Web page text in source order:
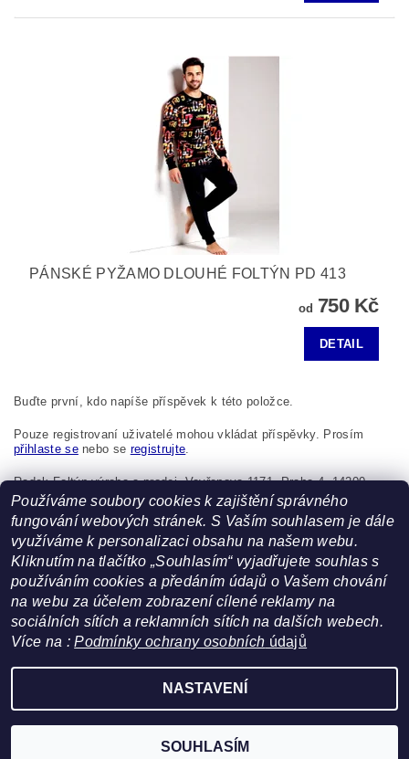
PÁNSKÉ PYŽAMO DLOUHÉ FOLTÝN PD 413
od 750 Kč
DETAIL
Buďte první, kdo napíše příspěvek k této položce.
Pouze registrovaní uživatelé mohou vkládat příspěvky. Prosím
přihlaste senebo se registrujte.
Radek Foltýn výroba a prodej, Vavřenova 1171, Praha 4, 14200,
Česká republika, foltynradek@seznam.cz
Facebook | Heureka.cz
2026 ©FoltynTextil.cz, všechna práva vyhrazenaUpravit nastavení cookies
Vytvořil Shoptet
Používáme soubory cookies k zajištění správného
fungování webových stránek. S Vaším souhlasem je dále
využíváme k personalizaci obsahu na našem webu.
Kliknutím na tlačítko „Souhlasím“ vyjadřujete souhlas s
používáním cookies a předáním údajů o Vašem chování
na webu za účelem zobrazení cílené reklamy na
sociálních sítích a reklamních sítích na dalších webech.
Více na :Podmínky ochrany osobních údajů
NASTAVENÍ
SOUHLASÍM